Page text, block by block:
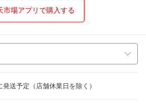
市場アプリで購入する
発送予定（店舗休業日を除く）